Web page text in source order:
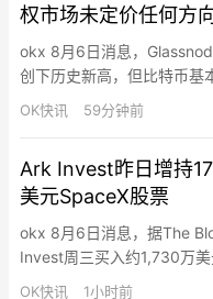
权市场未定价任何方
okx 8月6日消息，
创下历史新高，但比特币
约594枚BTC（约3,800万
数日——一年以上未移动的
价格影响。当前加密市场正
OK快讯 59分钟前
Ark Invest昨日增持
美元SpaceX股票
okx 8月6日消息，据The
Invest周三买入约1,730万
约1,970万美元的SpaceX
OK快讯 1小时前